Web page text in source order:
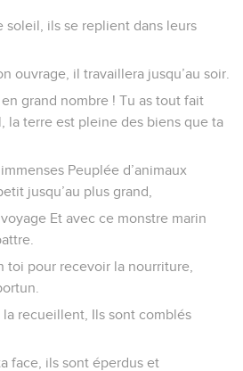
retranchés ! Que les méchants
ô mon âme, Louange à
- 2010 BLF Editions
en vidéo pour le moment.
de Dieu
son nom ! Publiez ses œuvres
pour lui ! Entretenez-vous